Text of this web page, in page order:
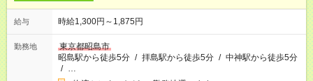
給与 時給1,300円～1,875円
勤務地
東京都昭島市
昭島駅から徒歩5分 / 拝島駅から徒歩5分 / 中神駅から徒歩5分
/ …